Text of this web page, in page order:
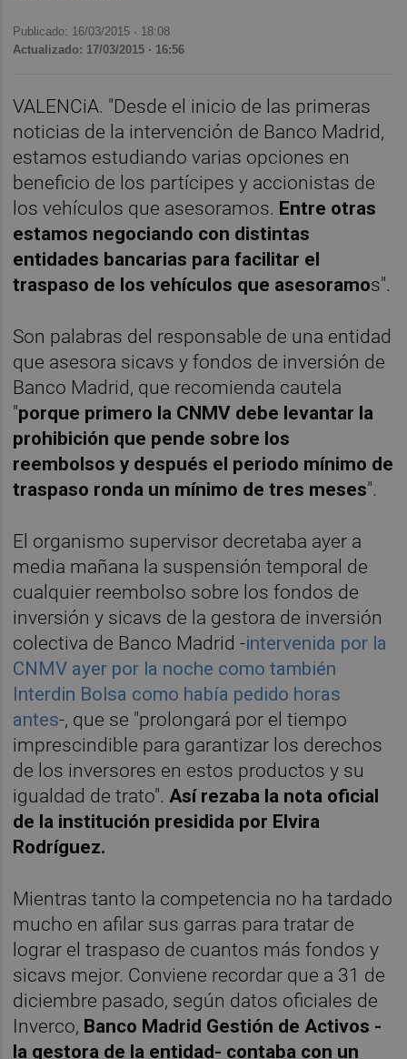
Publicado: 16/03/2015 · 18:08
Actualizado: 17/03/2015 · 16:56
VALENCiA. "Desde el inicio de las primeras
noticias de la intervención de Banco Madrid,
estamos estudiando varias opciones en
beneficio de los partícipes y accionistas de
los vehículos que asesoramos. Entre otras
estamos negociando con distintas
entidades bancarias para facilitar el
traspaso de los vehículos que asesoramos".
Son palabras del responsable de una entidad
que asesora sicavs y fondos de inversión de
Banco Madrid, que recomienda cautela
"porque primero la CNMV debe levantar la
prohibición que pende sobre los
reembolsos y después el periodo mínimo de
traspaso ronda un mínimo de tres meses".
El organismo supervisor decretaba ayer a
media mañana la suspensión temporal de
cualquier reembolso sobre los fondos de
inversión y sicavs de la gestora de inversión
colectiva de Banco Madrid -intervenida por la
CNMV ayer por la noche como también
Interdin Bolsa como había pedido horas
antes-, que se "prolongará por el tiempo
imprescindible para garantizar los derechos
de los inversores en estos productos y su
igualdad de trato".Así rezaba la nota oficial
de la institución presidida por Elvira
Rodríguez.
Mientras tanto la competencia no ha tardado
mucho en afilar sus garras para tratar de
lograr el traspaso de cuantos más fondos y
sicavs mejor. Conviene recordar que a 31 de
diciembre pasado, según datos oficiales de
Inverco, Banco Madrid Gestión de Activos -
la gestora de la entidad- contaba con un